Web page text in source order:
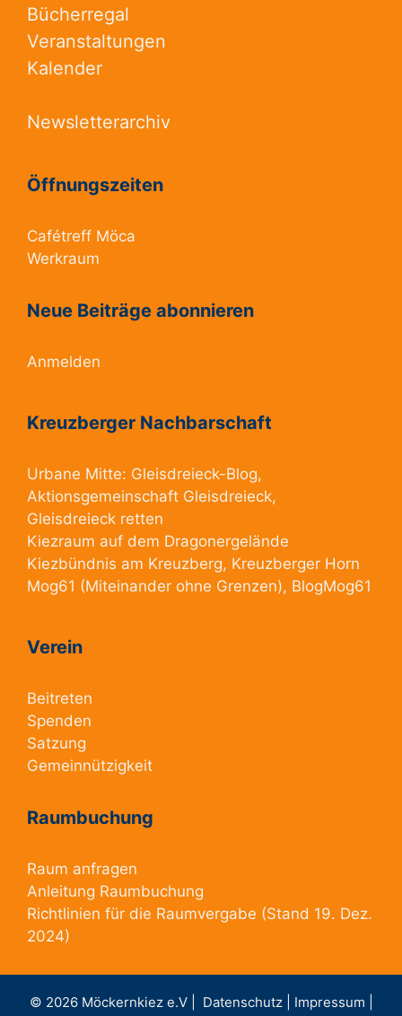
Bücherregal
Veranstaltungen
Kalender
Newsletterarchiv
Öffnungszeiten
Cafétreff Möca
Werkraum
Neue Beiträge abonnieren
Anmelden
Kreuzberger Nachbarschaft
Urbane Mitte: Gleisdreieck-Blog,
Aktionsgemeinschaft Gleisdreieck,
Gleisdreieck retten
Kiezraum auf dem Dragonergelände
Kiezbündnis am Kreuzberg, Kreuzberger Horn
Mog61 (Miteinander ohne Grenzen), BlogMog61
Verein
Beitreten
Spenden
Satzung
Gemeinnützigkeit
Raumbuchung
Raum anfragen
Anleitung Raumbuchung
Richtlinien für die Raumvergabe (Stand 19. Dez.
2024)
© 2026 Möckernkiez e.V | Datenschutz | Impressum |